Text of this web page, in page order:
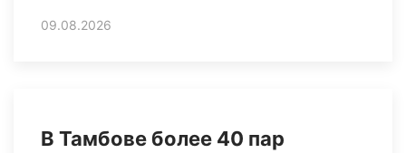
09.08.2026
В Тамбове более 40 пар